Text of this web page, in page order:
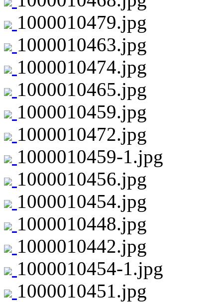
1000010479.jpg
1000010463.jpg
1000010474.jpg
1000010465.jpg
1000010459.jpg
1000010472.jpg
1000010459-1.jpg
1000010456.jpg
1000010454.jpg
1000010448.jpg
1000010442.jpg
1000010454-1.jpg
1000010451.jpg